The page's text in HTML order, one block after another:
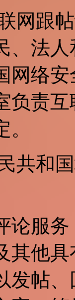
网跟
、法
网络
负责
共和
论服
其他
发帖